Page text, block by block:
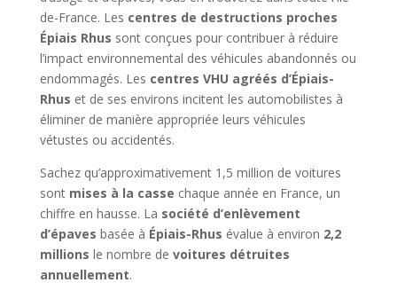
de-France. Les centres de destructions proches
Épiais Rhus sont conçues pour contribuer à réduire
l’impact environnemental des véhicules abandonnés ou
endommagés. Les centres VHU agréés d’Épiais-
Rhus et de ses environs incitent les automobilistes à
éliminer de manière appropriée leurs véhicules
vétustes ou accidentés.
Sachez qu’approximativement 1,5 million de voitures
sont mises à la casse chaque année en France, un
chiffre en hausse. La société d’enlèvement
d’épaves basée à Épiais-Rhus évalue à environ 2,2
millions le nombre de voitures détruites
annuellement.